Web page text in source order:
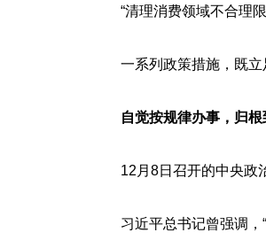
“清理消费领域不合理限
一系列政策措施，既立
自觉按规律办事，归根
12月8日召开的中央政治
习近平总书记曾强调，“